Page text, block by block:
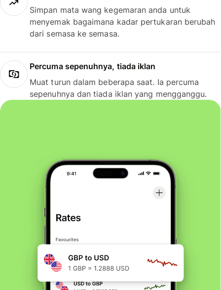
Simpan mata wang kegemaran anda untuk
menyemak bagaimana kadar pertukaran berubah
dari semasa ke semasa.
Percuma sepenuhnya, tiada iklan
Muat turun dalam beberapa saat. Ia percuma
sepenuhnya dan tiada iklan yang mengganggu.